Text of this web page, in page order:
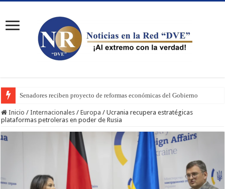
Senadores reciben proyecto de reformas económicas del Gobierno
Inicio / Internacionales / Europa / Ucrania recupera estratégicas
plataformas petroleras en poder de Rusia